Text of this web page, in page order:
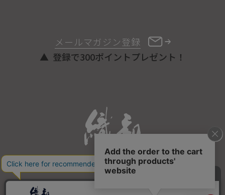
ONLINE STORE
メールマガジン登録
登録で300ポイントプレゼント！